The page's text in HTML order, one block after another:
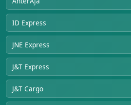
ID Express
JNE Express
J&T Express
J&T Cargo